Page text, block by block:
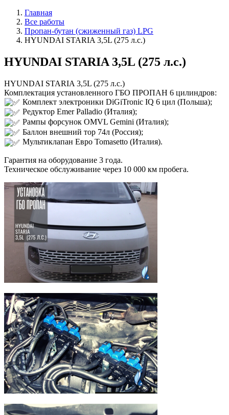
Главная
Все работы
Пропан-бутан (сжиженный газ) LPG
HYUNDAI STARIA 3,5L (275 л.с.)
HYUNDAI STARIA 3,5L (275 л.с.)
HYUNDAI STARIA 3,5L (275 л.с.)
Комплектация установленного ГБО ПРОПАН 6 цилиндров:
Комплект электроники DiGiTronic IQ 6 цил (Польша);
Редуктор Emer Palladio (Италия);
Рампы форсунок OMVL Gemini (Италия);
Баллон внешний тор 74л (Россия);
Мультиклапан Евро Tomasetto (Италия).
Гарантия на оборудование 3 года.
Техническое обслуживание через 10 000 км пробега.